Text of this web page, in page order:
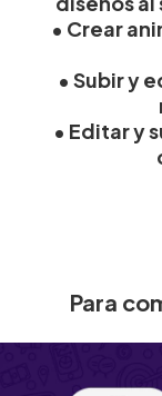
• Crear
• Subir y
• Editar y
Para